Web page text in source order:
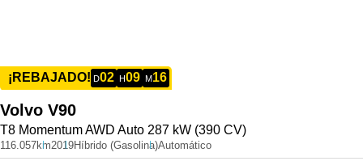
¡REBAJADO! D02 H09 M16
Volvo V90
T8 Momentum AWD Auto 287 kW (390 CV)
116.057km2019Híbrido (Gasolina)Automático